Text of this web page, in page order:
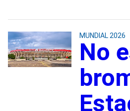
MUNDIAL 2026
No